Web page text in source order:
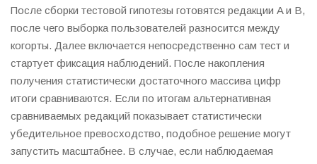
После сборки тестовой гипотезы готовятся редакции A и B,
после чего выборка пользователей разносится между
когорты. Далее включается непосредственно сам тест и
стартует фиксация наблюдений. После накопления
получения статистически достаточного массива цифр
итоги сравниваются. Если по итогам альтернативная
сравниваемых редакций показывает статистически
убедительное превосходство, подобное решение могут
запустить масштабнее. В случае, если наблюдаемая